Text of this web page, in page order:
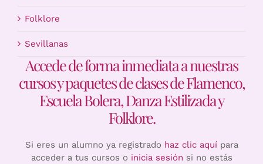
Folklore
Sevillanas
Accede de forma inmediata a nuestras
cursos y paquetes de clases de Flamenco,
Escuela Bolera, Danza Estilizada y
Folklore.
Si eres un alumno ya registrado haz clic aquípara
acceder a tus cursos o inicia sesión si no estás